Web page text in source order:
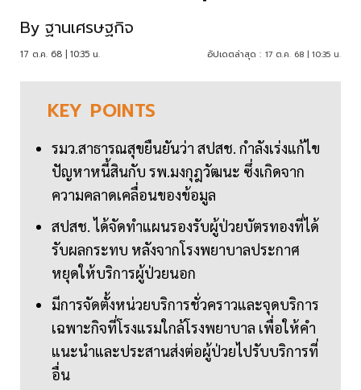
By ฐานเศรษฐกิจ
17 ต.ค. 68 | 10:35 น. อัปเดตล่าสุด : 17 ต.ค. 68 | 10:35 น.
KEY POINTS
รมว.สาธารณสุขยืนยันว่า สปสช. กำลังเร่งแก้ไข
ปัญหาหนี้สินกับ รพ.มงกุฎวัฒนะ ซึ่งเกิดจาก
ความคลาดเคลื่อนของข้อมูล
สปสช. ได้จัดทำแผนรองรับผู้ป่วยบัตรทองที่ได้
รับผลกระทบ หลังจากโรงพยาบาลประกาศ
หยุดให้บริการผู้ป่วยนอก
มีการจัดตั้งหน่วยบริการชั่วคราวและจุดบริการ
เฉพาะกิจที่โรงแรมใกล้โรงพยาบาล เพื่อให้คำ
แนะนำและประสานส่งต่อผู้ป่วยไปรับบริการที่
อื่น